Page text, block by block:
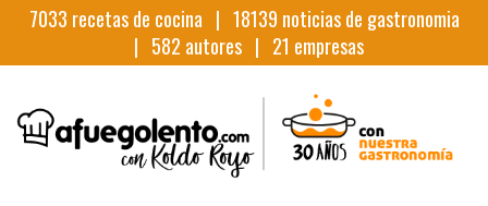
7033 recetas de cocina | 18139 noticias de gastronomia
| 582 autores | 21 empresas